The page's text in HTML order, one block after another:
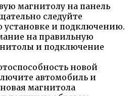
магнитолу на панель
следуйте
установке и подключению.
на правильную
и подключение
новой
автомобиль и
магнитола